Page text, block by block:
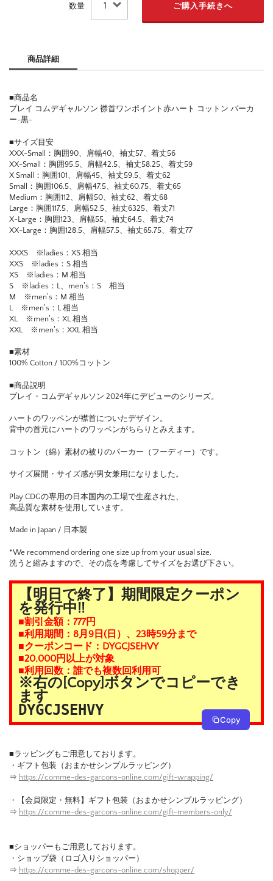
数量
商品詳細
■商品名
プレイ コムデギャルソン 襟首ワンポイント赤ハート コットン パーカ
ー-黒-
■サイズ目安
XXX-Small：胸囲90、肩幅40、袖丈57、着丈56
XX-Small：胸囲95.5、肩幅42.5、袖丈58.25、着丈59
X Small：胸囲101、肩幅45、袖丈59.5、着丈62
Small：胸囲106.5、肩幅47.5、袖丈60.75、着丈65
Medium：胸囲112、肩幅50、袖丈62、着丈68
Large：胸囲117.5、肩幅52.5、袖丈6325、着丈71
X-Large：胸囲123、肩幅55、袖丈64.5、着丈74
XX-Large：胸囲128.5、肩幅57.5、袖丈65.75、着丈77
XXXS ※ladies：XS 相当
XXS ※ladies：S 相当
XS ※ladies：M 相当
S ※ladies：L、men’s：S 相当
M ※men’s：M 相当
L ※men’s：L 相当
XL ※men’s：XL 相当
XXL ※men’s：XXL 相当
■素材
100% Cotton / 100%コットン
■商品説明
プレイ・コムデギャルソン 2024年にデビューのシリーズ。
ハートのワッペンが襟首についたデザイン。
背中の首元にハートのワッペンがちらりとみえます。
コットン（綿）素材の被りのパーカー（フーディー）です。
サイズ展開・サイズ感が男女兼用になりました。
Play CDGの専用の日本国内の工場で生産された、
高品質な素材を使用しています。
Made in Japan / 日本製
*We recommend ordering one size up from your usual size.
洗うと縮みますので、その点を考慮してサイズをお選び下さい。
【明日で終了】期間限定クーポン
を発行中!!
■割引金額：777円
■利用期間：8月9日(日）、23時59分まで
■クーポンコード：DYGCJSEHVY
■20,000円以上が対象
■利用回数：誰でも複数回利用可
※右の[Copy]ボタンでコピーでき
ます
DYGCJSEHVY
Copy
■ラッピングもご用意しております。
・ギフト包装（おまかせシンプルラッピング）
⇒ https://comme-des-garcons-online.com/gift-wrapping/
・【会員限定・無料】ギフト包装（おまかせシンプルラッピング）
⇒ https://comme-des-garcons-online.com/gift-members-only/
■ショッパーもご用意しております。
・ショップ袋（ロゴ入りショッパー）
⇒ https://comme-des-garcons-online.com/shopper/